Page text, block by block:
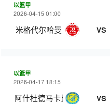
以篮甲
2026-04-15 01:00
米格代尔哈曼 VS
以篮甲
2026-04-17 18:15
阿什杜德马卡比 VS